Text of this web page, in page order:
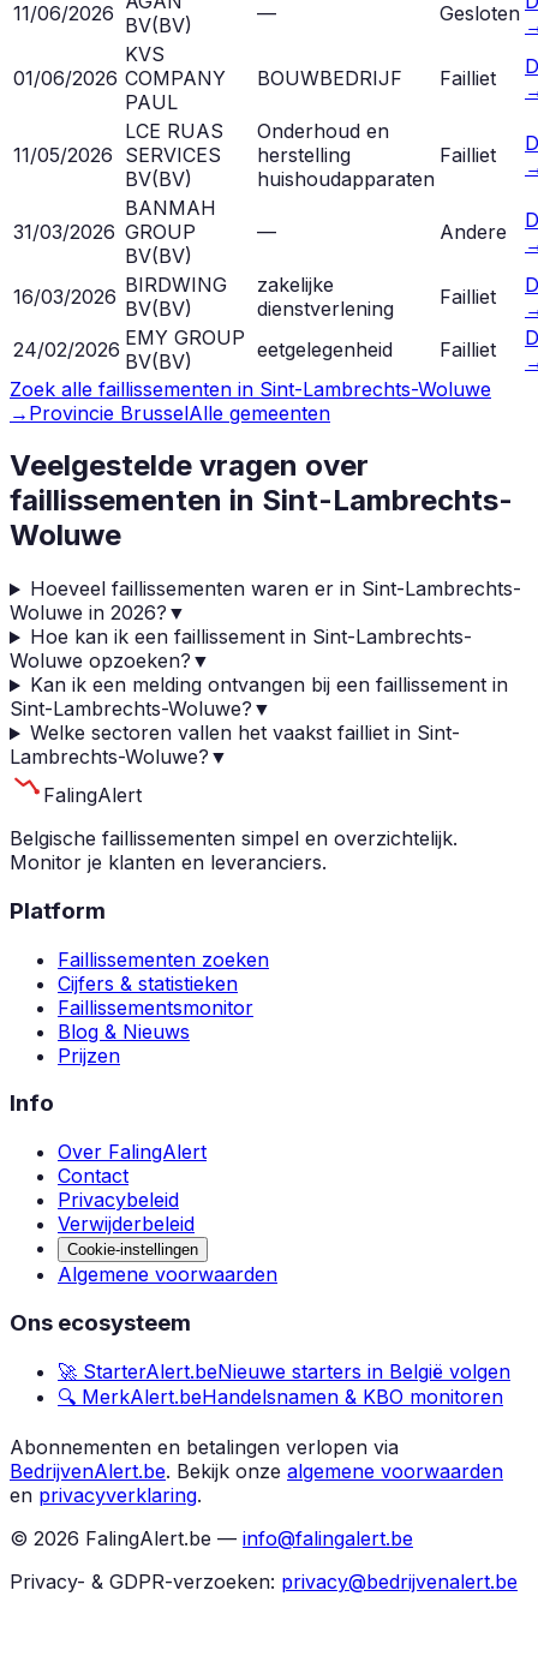
11/06/2026 BV(BV) — Gesloten
01/06/2026
KVS
COMPANY
PAUL
BOUWBEDRIJF Failliet
11/05/2026
LCE RUAS
SERVICES
BV(BV)
Onderhoud en
herstelling
huishoudapparaten
Failliet
31/03/2026
BANMAH
GROUP
BV(BV)
— Andere
16/03/2026 BIRDWING
BV(BV)
zakelijke
dienstverlening
Failliet
24/02/2026 EMY GROUP
BV(BV) eetgelegenheid Failliet
Zoek alle faillissementen in Sint-Lambrechts-Woluwe
→ Provincie BrusselAlle gemeenten
Veelgestelde vragen over
faillissementen in Sint-Lambrechts-
Woluwe
Hoeveel faillissementen waren er in Sint-Lambrechts-
Woluwe in 2026? ▼
Hoe kan ik een faillissement in Sint-Lambrechts-
Woluwe opzoeken? ▼
Kan ik een melding ontvangen bij een faillissement in
Sint-Lambrechts-Woluwe? ▼
Welke sectoren vallen het vaakst failliet in Sint-
Lambrechts-Woluwe? ▼
FalingAlert
Belgische faillissementen simpel en overzichtelijk.
Monitor je klanten en leveranciers.
Platform
Faillissementen zoeken
Cijfers & statistieken
Faillissementsmonitor
Blog & Nieuws
Prijzen
Info
Over FalingAlert
Contact
Privacybeleid
Verwijderbeleid
Cookie-instellingen
Algemene voorwaarden
Ons ecosysteem
🚀 StarterAlert.beNieuwe starters in België volgen
🔍 MerkAlert.beHandelsnamen & KBO monitoren
Abonnementen en betalingen verlopen via
BedrijvenAlert.be. Bekijk onze algemene voorwaarden
en privacyverklaring.
© 2026 FalingAlert.be — info@falingalert.be
Privacy- & GDPR-verzoeken: privacy@bedrijvenalert.be